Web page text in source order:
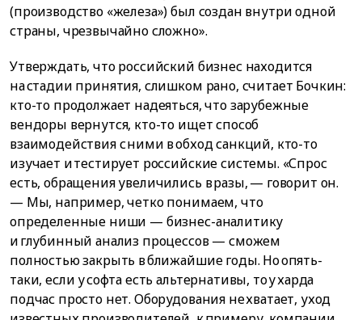
(производство «железа») был создан внутри одной
страны, чрезвычайно сложно».
Утверждать, что российский бизнес находится
на стадии принятия, слишком рано, считает Бочкин:
кто-то продолжает надеяться, что зарубежные
вендоры вернутся, кто-то ищет способ
взаимодействия с ними в обход санкций, кто-то
изучает и тестирует российские системы. «Спрос
есть, обращения увеличились в разы, — говорит он.
— Мы, например, четко понимаем, что
определенные ниши — бизнес-аналитику
и глубинный анализ процессов — сможем
полностью закрыть в ближайшие годы. Но опять-
таки, если у софта есть альтернативы, то у харда
подчас просто нет. Оборудования не хватает, уход